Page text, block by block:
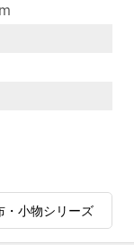
・小物シリーズ